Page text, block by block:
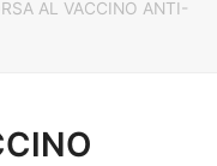
AL VACCINO ANTI-